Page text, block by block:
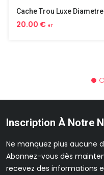
Cache Trou Luxe
20.00 € HT
Inscription À Notre
Ne manquez plus aucune
Abonnez-vous dès
recevez des informations